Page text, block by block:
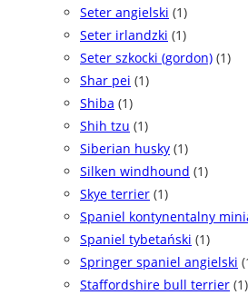
Seter angielski (1)
Seter irlandzki (1)
Seter szkocki (gordon) (1)
Shar pei (1)
Shiba (1)
Shih tzu (1)
Siberian husky (1)
Silken windhound (1)
Skye terrier (1)
Spaniel kontynentalny
Spaniel tybetański (1)
Springer spaniel angielski
Staffordshire bull terrier (1)